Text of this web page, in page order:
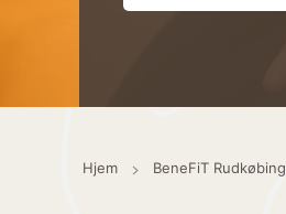
Hjem BeneFiT Rudkøbing